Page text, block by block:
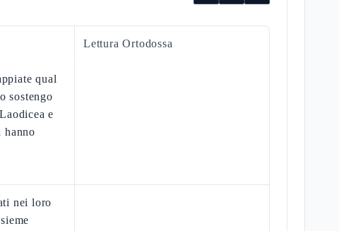
Lettura Ortodossa
qual
sostengo
e
hanno
nei loro